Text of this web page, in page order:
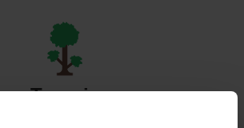
Terraria
ーホスティング